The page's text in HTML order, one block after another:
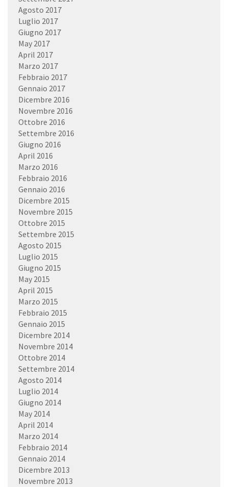
Agosto 2017
Luglio 2017
Giugno 2017
May 2017
April 2017
Marzo 2017
Febbraio 2017
Gennaio 2017
Dicembre 2016
Novembre 2016
Ottobre 2016
Settembre 2016
Giugno 2016
April 2016
Marzo 2016
Febbraio 2016
Gennaio 2016
Dicembre 2015
Novembre 2015
Ottobre 2015
Settembre 2015
Agosto 2015
Luglio 2015
Giugno 2015
May 2015
April 2015
Marzo 2015
Febbraio 2015
Gennaio 2015
Dicembre 2014
Novembre 2014
Ottobre 2014
Settembre 2014
Agosto 2014
Luglio 2014
Giugno 2014
May 2014
April 2014
Marzo 2014
Febbraio 2014
Gennaio 2014
Dicembre 2013
Novembre 2013